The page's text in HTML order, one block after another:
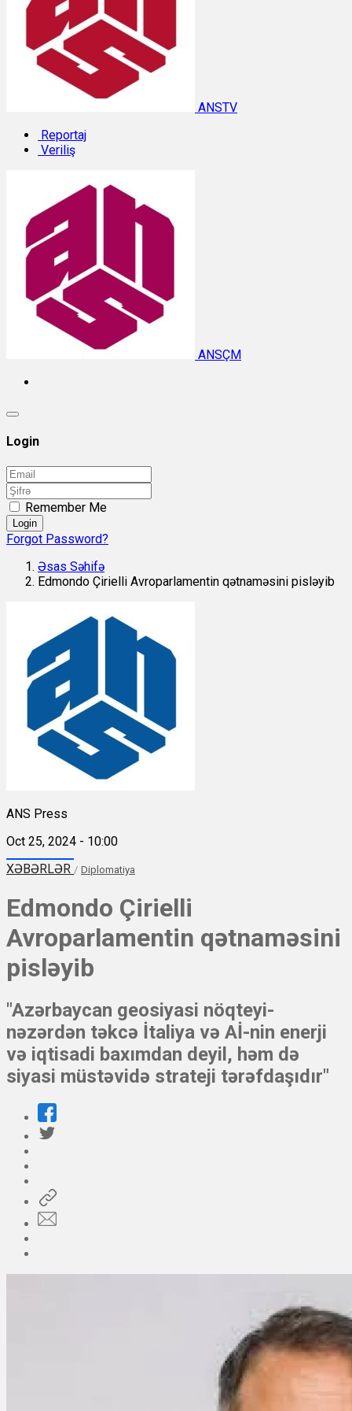
ANSTV
Reportaj
Veriliş
ANSÇM
Login
Remember Me
Login
Forgot Password?
Əsas Səhifə
Edmondo Çirielli Avroparlamentin qətnaməsini pisləyib
ANS Press
Oct 25, 2024 - 10:00
XƏBƏRLƏR / Diplomatiya
Edmondo Çirielli
Avroparlamentin qətnaməsini
pisləyib
"Azərbaycan geosiyasi nöqteyi-
nəzərdən təkcə İtaliya və Aİ-nin enerji
və iqtisadi baxımdan deyil, həm də
siyasi müstəvidə strateji tərəfdaşıdır"